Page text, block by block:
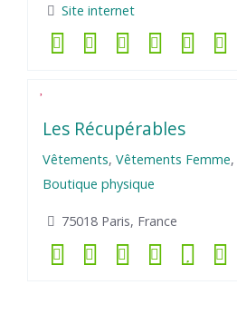
Site internet
Les Récupérables
Vêtements, Vêtements Femme,
Boutique physique
75018 Paris, France